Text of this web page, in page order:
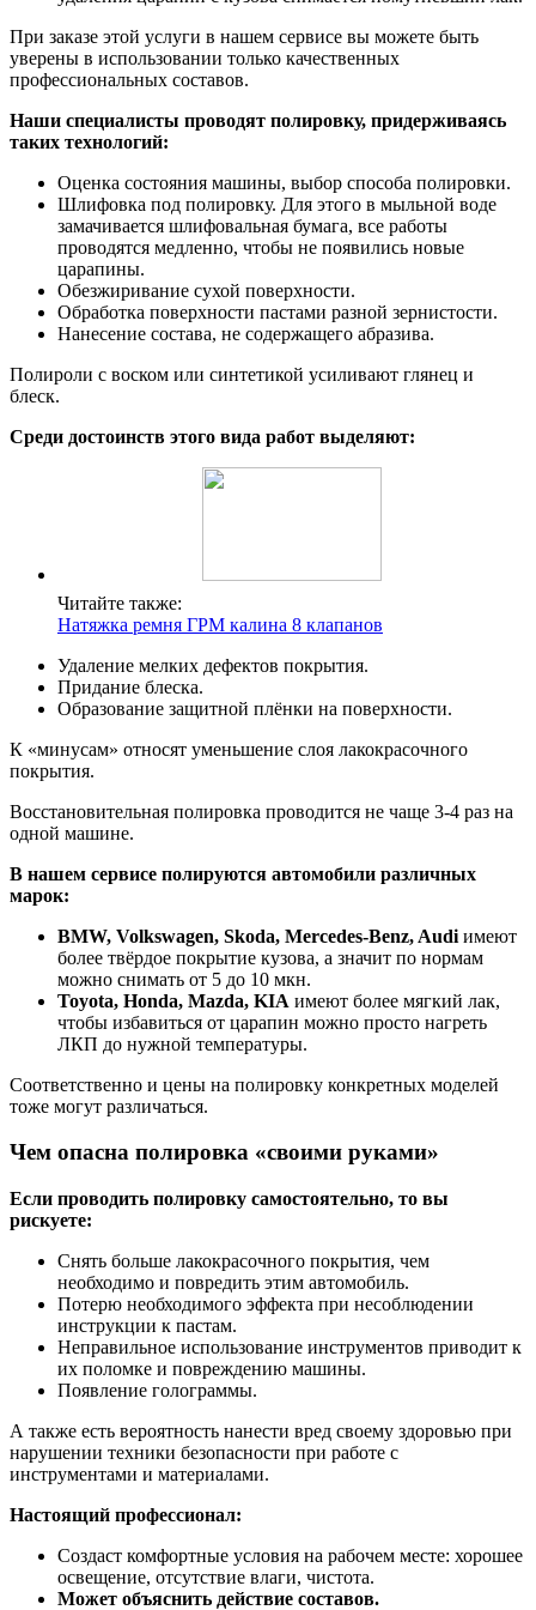
При заказе этой услуги в нашем сервисе вы можете быть
уверены в использовании только качественных
профессиональных составов.
Наши специалисты проводят полировку, придерживаясь
таких технологий:
Оценка состояния машины, выбор способа полировки.
Шлифовка под полировку. Для этого в мыльной воде
замачивается шлифовальная бумага, все работы
проводятся медленно, чтобы не появились новые
царапины.
Обезжиривание сухой поверхности.
Обработка поверхности пастами разной зернистости.
Нанесение состава, не содержащего абразива.
Полироли с воском или синтетикой усиливают глянец и
блеск.
Среди достоинств этого вида работ выделяют:
Читайте также:
Натяжка ремня ГРМ калина 8 клапанов
Удаление мелких дефектов покрытия.
Придание блеска.
Образование защитной плёнки на поверхности.
К «минусам» относят уменьшение слоя лакокрасочного
покрытия.
Восстановительная полировка проводится не чаще 3-4 раз на
одной машине.
В нашем сервисе полируются автомобили различных
марок:
BMW, Volkswagen, Skoda, Mercedes-Benz, Audi имеют
более твёрдое покрытие кузова, а значит по нормам
можно снимать от 5 до 10 мкн.
Toyota, Honda, Mazda, KIA имеют более мягкий лак,
чтобы избавиться от царапин можно просто нагреть
ЛКП до нужной температуры.
Соответственно и цены на полировку конкретных моделей
тоже могут различаться.
Чем опасна полировка «своими руками»
Если проводить полировку самостоятельно, то вы
рискуете:
Снять больше лакокрасочного покрытия, чем
необходимо и повредить этим автомобиль.
Потерю необходимого эффекта при несоблюдении
инструкции к пастам.
Неправильное использование инструментов приводит к
их поломке и повреждению машины.
Появление голограммы.
А также есть вероятность нанести вред своему здоровью при
нарушении техники безопасности при работе с
инструментами и материалами.
Настоящий профессионал:
Создаст комфортные условия на рабочем месте: хорошее
освещение, отсутствие влаги, чистота.
Может объяснить действие составов.